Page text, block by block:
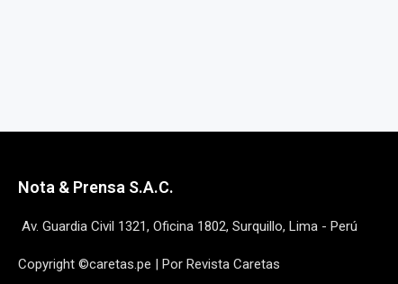
Nota & Prensa S.A.C.
Av. Guardia Civil 1321, Oficina 1802, Surquillo, Lima - Perú
Copyright ©caretas.pe | Por Revista Caretas